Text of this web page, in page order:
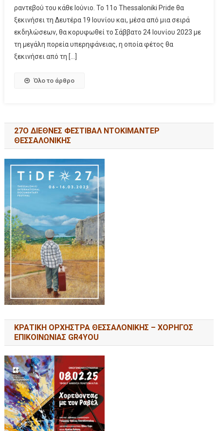
ραντεβού του κάθε Ιούνιο. Το 11ο Thessaloniki Pride θα
ξεκινήσει τη Δευτέρα 19 Ιουνίου και, μέσα από μια σειρά
εκδηλώσεων, θα κορυφωθεί το Σάββατο 24 Ιουνίου 2023 με
τη μεγάλη πορεία υπερηφάνειας, η οποία φέτος θα
ξεκινήσει από τη […]
Όλο το άρθρο
27Ο ΔΙΕΘΝΕΣ ΦΕΣΤΙΒΑΛ ΝΤΟΚΙΜΑΝΤΕΡ
ΘΕΣΣΑΛΟΝΙΚΗΣ
ΚΡΑΤΙΚΗ ΟΡΧΗΣΤΡΑ ΘΕΣΣΑΛΟΝΙΚΗΣ – ΧΟΡΗΓΟΣ
ΕΠΙΚΟΙΝΩΝΙΑΣ GR4YOU